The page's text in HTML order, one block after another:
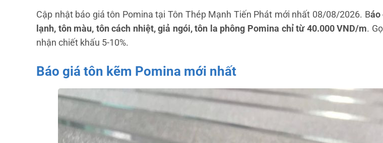
Cập nhật báo giá tôn Pomina tại Tôn Thép Mạnh Tiến Phát mới nhất 08/08/2026. Báo
lạnh, tôn màu, tôn cách nhiệt, giả ngói, tôn la phông Pomina chỉ từ 40.000 VND/m.
nhận chiết khấu 5-10%.
Báo giá tôn kẽm Pomina mới nhất